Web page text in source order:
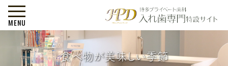
MENU
食べ物が美味しい季節